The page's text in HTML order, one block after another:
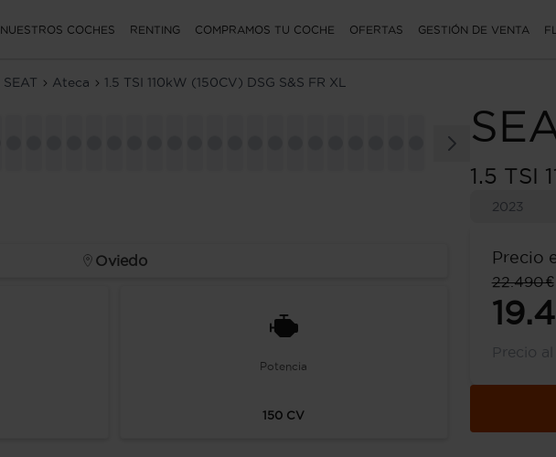
NUESTROS COCHES RENTING COMPRAMOS TU COCHE OFERTAS GESTIÓN DE VENTA
SEAT Ateca 1.5 TSI 110kW (150CV) DSG S&S FR XL
1.5 TSI
2023
Precio
22.490 €
Precio
Oviedo
Potencia
150 CV